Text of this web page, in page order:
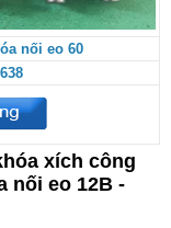
nối eo 60
xích công
nối eo 12B -